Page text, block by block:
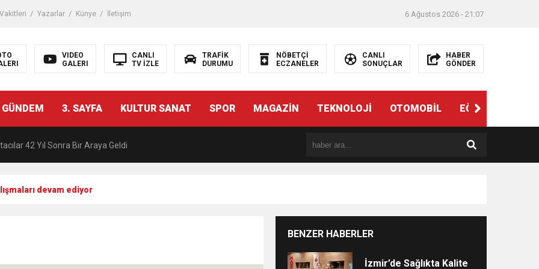
Yazarlar Künye İletişim 6 Ağustos 2026 - 21:07
VIDEO
GALERI
CANLI
TV İZLE
TRAFİK
DURUMU
NÖBETÇİ
ECZANELER
CANLI
SONUÇLAR
HABER
GÖNDER
3. SAYFA KULTUR SANAT SPOR MAGAZİN TEKNOLOJİ OTOMOBİL EĞİTİM
Tanıdığı İsim: Abdulrezak Kaldan Torbalı Yolunda
42 Yıl Sonra Bir Araya Geldi
devam ediyor
BENZER HABERLER
İzmir’de Sağlıkta Kalite